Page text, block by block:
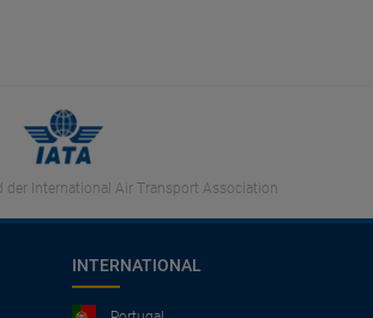
der International Air Transport Association
INTERNATIONAL